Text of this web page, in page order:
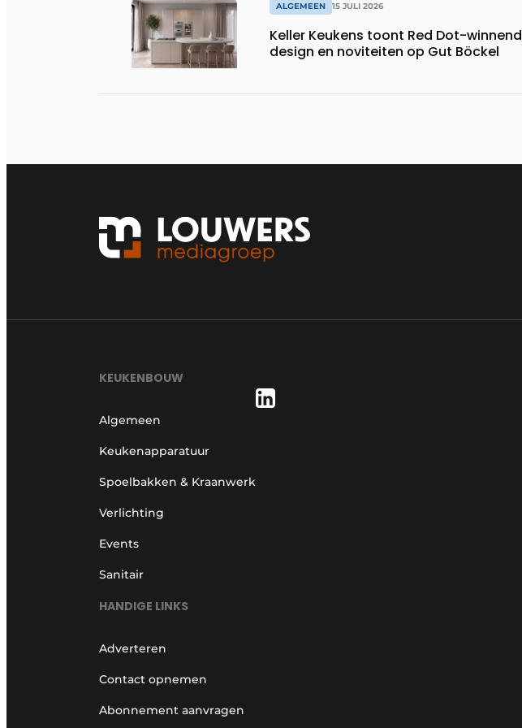
ALGEMEEN 15 JULI 2026
Keller Keukens toont Red Dot-winnend
design en noviteiten op Gut Böckel
KEUKENBOUW
Algemeen
Keukenapparatuur
Spoelbakken & Kraanwerk
Verlichting
Events
Sanitair
HANDIGE LINKS
Adverteren
Contact opnemen
Abonnement aanvragen